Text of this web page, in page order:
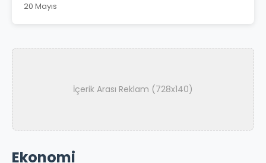
20 Mayıs
İçerik Arası Reklam (728x140)
Ekonomi